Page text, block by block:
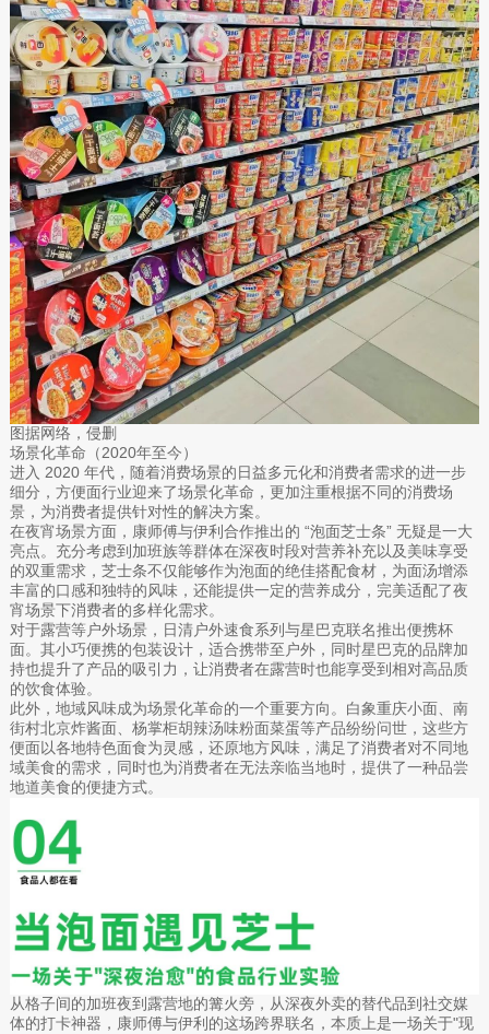
图据网络，侵删
场景化革命（2020年至今）
进入 2020 年代，随着消费场景的日益多元化和消费者需求的进一步
细分，方便面行业迎来了场景化革命，更加注重根据不同的消费场
景，为消费者提供针对性的解决方案。
在夜宵场景方面，康师傅与伊利合作推出的 “泡面芝士条” 无疑是一大
亮点。充分考虑到加班族等群体在深夜时段对营养补充以及美味享受
的双重需求，芝士条不仅能够作为泡面的绝佳搭配食材，为面汤增添
丰富的口感和独特的风味，还能提供一定的营养成分，完美适配了夜
宵场景下消费者的多样化需求。
对于露营等户外场景，日清户外速食系列与星巴克联名推出便携杯
面。其小巧便携的包装设计，适合携带至户外，同时星巴克的品牌加
持也提升了产品的吸引力，让消费者在露营时也能享受到相对高品质
的饮食体验。
此外，地域风味成为场景化革命的一个重要方向。白象重庆小面、南
街村北京炸酱面、杨掌柜胡辣汤味粉面菜蛋等产品纷纷问世，这些方
便面以各地特色面食为灵感，还原地方风味，满足了消费者对不同地
域美食的需求，同时也为消费者在无法亲临当地时，提供了一种品尝
地道美食的便捷方式。
从格子间的加班夜到露营地的篝火旁，从深夜外卖的替代品到社交媒
体的打卡神器，康师傅与伊利的这场跨界联名，本质上是一场关于"现